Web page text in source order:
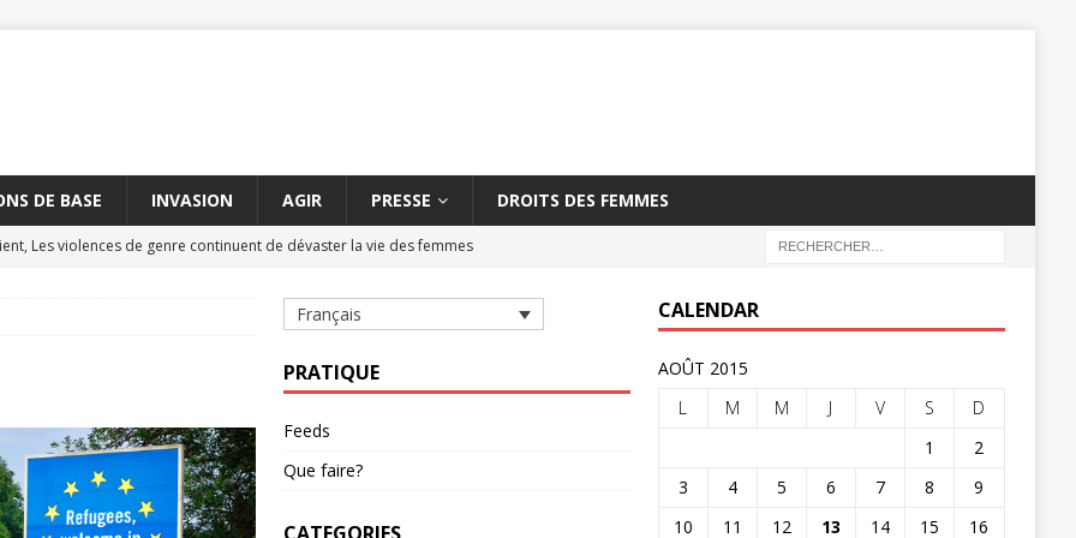
DE BASE INVASION AGIR PRESSE DROITS DES FEMMES
Les violences de genre continuent de dévaster la vie des femmes
les massacres de civils par des armes explosives
AMNESTY
à Aksoum peut constituer un crime contre l'humanité
entre la Turquie et l'UE dure depuis cinq ans
Français
PRATIQUE
Feeds
Que faire?
CALENDAR
AOÛT 2015
L
M M J V S
D
1
2
3
4 5 6 7 8
9
10
11 12 13 14 15
16